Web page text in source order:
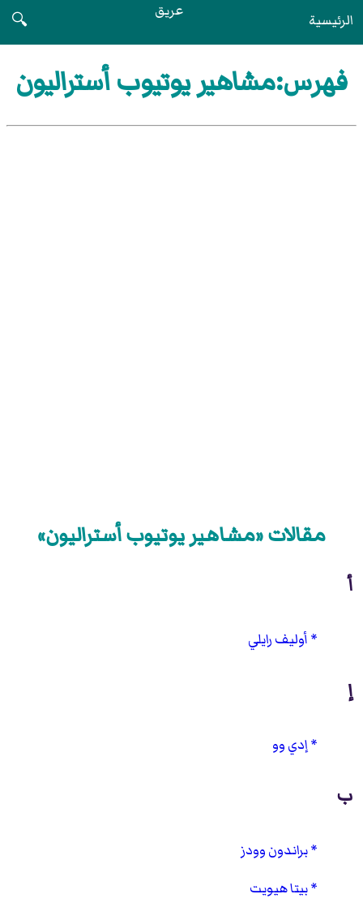
الرئيسية عريق
🔍
فهرس:مشاهير يوتيوب أستراليون
مقالات «مشاهير يوتيوب أستراليون»
أ
أوليف رايلي
إ
إدي وو
ب
براندون وودز
بيتا هيويت